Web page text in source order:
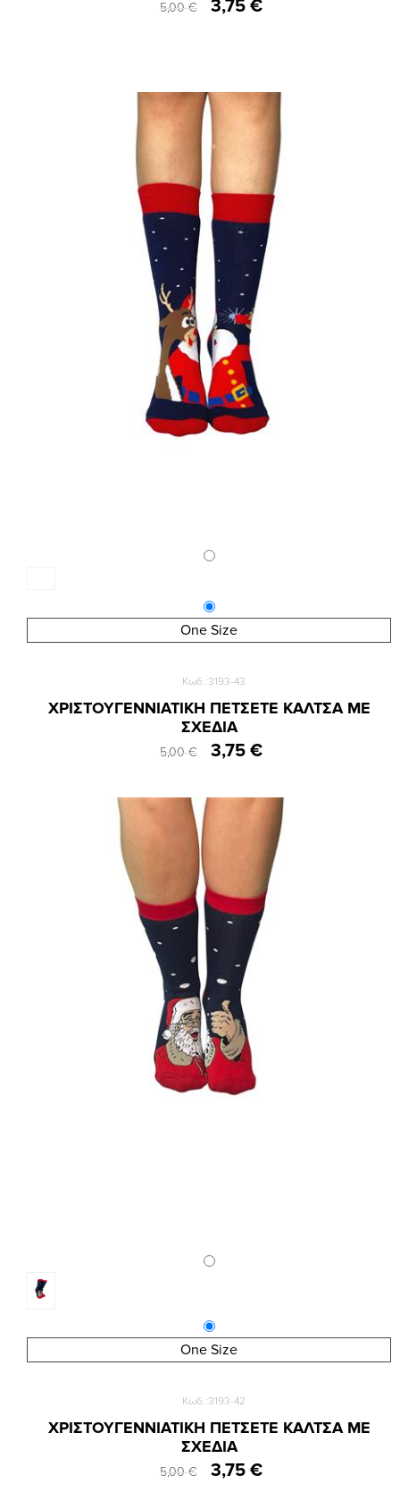
5,00 € 3,75 €
One Size
Κωδ.:3193-43
ΧΡΙΣΤΟΥΓΕΝΝΙΑΤΙΚΗ ΠΕΤΣΕΤΕ ΚΑΛΤΣΑ ΜΕ
ΣΧΕΔΙΑ
5,00 € 3,75 €
One Size
Κωδ.:3193-42
ΧΡΙΣΤΟΥΓΕΝΝΙΑΤΙΚΗ ΠΕΤΣΕΤΕ ΚΑΛΤΣΑ ΜΕ
ΣΧΕΔΙΑ
5,00 € 3,75 €